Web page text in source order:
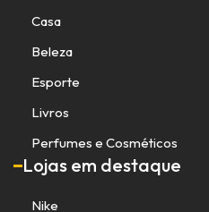
Casa
Beleza
Esporte
Livros
Perfumes e Cosméticos
Lojas em destaque
Nike